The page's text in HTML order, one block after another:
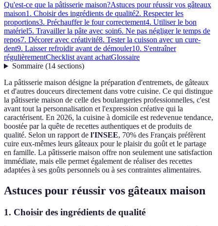
Qu'est-ce que la pâtisserie maison?Astuces pour réussir vos gâteaux
maison1. Choisir des ingrédients de qualité2. Respecter les
proportions3. Préchauffer le four correctement4. Utiliser le bon
matériel5. Travailler la pâte avec soin6. Ne pas négliger le temps de
repos7. Décorer avec créativité8. Tester la cuisson avec un cure-
dent9. Laisser refroidir avant de démouler10. S'entraîner
régulièrementChecklist avant achatGlossaire
Sommaire(14 sections)
La pâtisserie maison désigne la préparation d'entremets, de gâteaux
et d'autres douceurs directement dans votre cuisine. Ce qui distingue
la pâtisserie maison de celle des boulangeries professionnelles, c'est
avant tout la personnalisation et l'expression créative qui la
caractérisent. En 2026, la cuisine à domicile est redevenue tendance,
boostée par la quête de recettes authentiques et de produits de
qualité. Selon un rapport de l'INSEE, 70% des Français préfèrent
cuire eux-mêmes leurs gâteaux pour le plaisir du goût et le partage
en famille. La pâtisserie maison offre non seulement une satisfaction
immédiate, mais elle permet également de réaliser des recettes
adaptées à ses goûts personnels ou à ses contraintes alimentaires.
Astuces pour réussir vos gâteaux maison
1. Choisir des ingrédients de qualité